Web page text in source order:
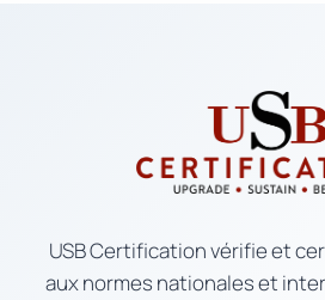
USB Certification vérifie et
aux normes nationales et